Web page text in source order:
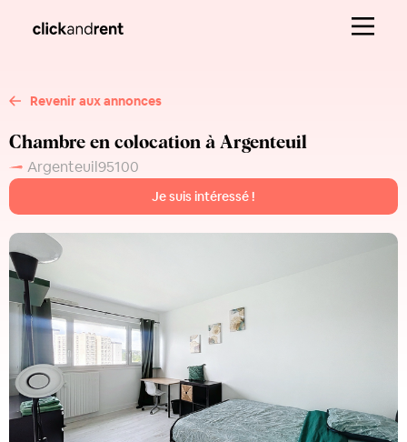
Revenir aux annonces
Chambre en colocation à Argenteuil
Argenteuil95100
Je suis intéressé !